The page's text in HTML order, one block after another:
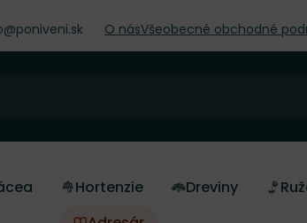
O násVšeobecné obchodné
Hortenzie Dreviny